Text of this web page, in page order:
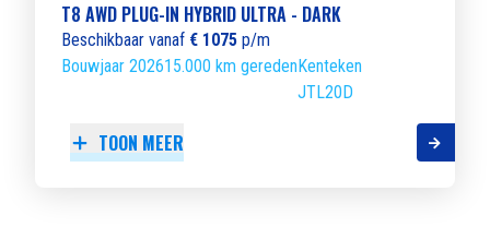
T8 AWD PLUG-IN HYBRID ULTRA - DARK
Beschikbaar vanaf € 1075 p/m
Bouwjaar 202615.000 km geredenKenteken
JTL20D
TOON MEER